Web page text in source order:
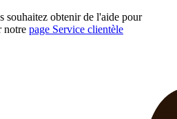
souhaitez obtenir de l'aide pour
notre page Service clientèle